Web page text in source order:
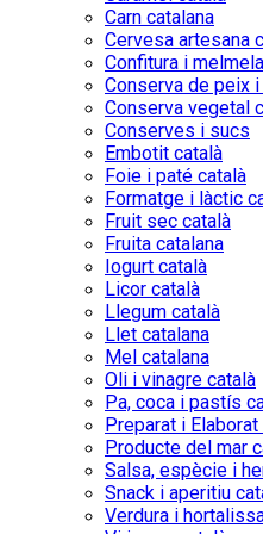
Carn catalana
Cervesa artesana
Confitura i
Conserva de peix i
Conserva vegetal
Conserves i sucs
Embotit català
Foie i paté català
Formatge i làctic
Fruit sec català
Fruita catalana
Iogurt català
Licor català
Llegum català
Llet catalana
Mel catalana
Oli i vinagre català
Pa, coca i pastís
Preparat i Elaborat
Producte del mar
Salsa, espècie i
Snack i aperitiu
Verdura i